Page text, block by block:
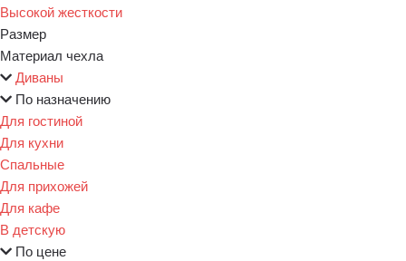
Высокой жесткости
Размер
Материал чехла
Диваны
По назначению
Для гостиной
Для кухни
Спальные
Для прихожей
Для кафе
В детскую
По цене